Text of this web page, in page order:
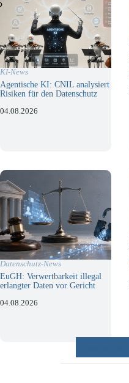
KI-News
Agentische KI: CNIL analysiert
Risiken für den Datenschutz
04.08.2026
Datenschutz-News
EuGH: Verwertbarkeit illegal
erlangter Daten vor Gericht
04.08.2026